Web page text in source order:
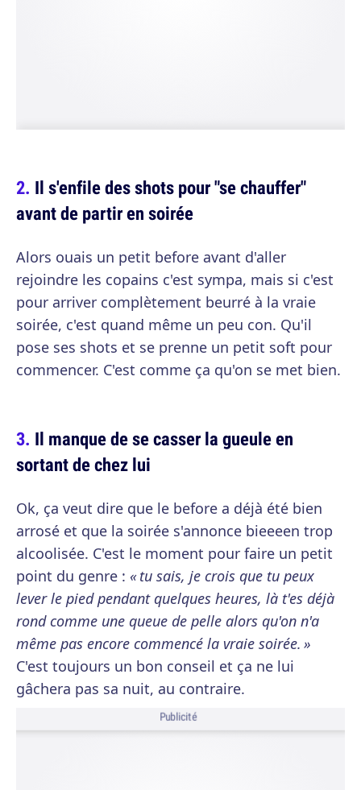
Il s'enfile des shots pour "se chauffer"
avant de partir en soirée
Alors ouais un petit before avant d'aller
rejoindre les copains c'est sympa, mais si c'est
pour arriver complètement beurré à la vraie
soirée, c'est quand même un peu con. Qu'il
pose ses shots et se prenne un petit soft pour
commencer. C'est comme ça qu'on se met bien.
Il manque de se casser la gueule en
sortant de chez lui
Ok, ça veut dire que le before a déjà été bien
arrosé et que la soirée s'annonce bieeeen trop
alcoolisée. C'est le moment pour faire un petit
point du genre : « tu sais, je crois que tu peux
lever le pied pendant quelques heures, là t'es déjà
rond comme une queue de pelle alors qu'on n'a
même pas encore commencé la vraie soirée. »
C'est toujours un bon conseil et ça ne lui
gâchera pas sa nuit, au contraire.
Publicité